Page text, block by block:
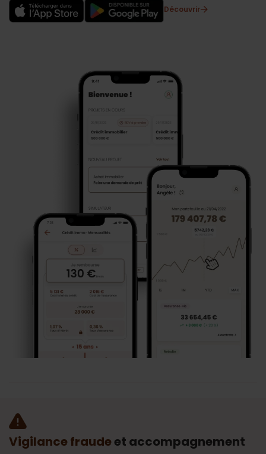
Découvrir
Vigilance fraudeet accompagnement